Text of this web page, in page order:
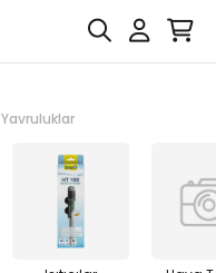
Yavruluklar